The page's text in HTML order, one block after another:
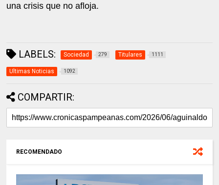
una crisis que no afloja.
LABELS: Sociedad 279 Titulares 1111
Ultimas Noticias 1092
COMPARTIR:
RECOMENDADO